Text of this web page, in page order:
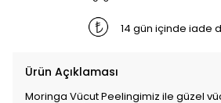
14 gün içinde iade
Ürün Açıklaması
Moringa Vücut Peelingimiz ile güzel